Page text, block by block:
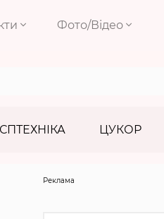
Фото/Відео
ЦУКОР
Реклама